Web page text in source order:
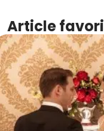
Article favori